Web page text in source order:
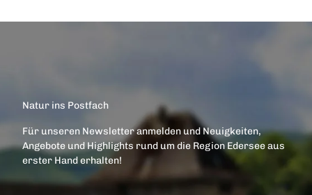
Natur ins Postfach
Für unseren Newsletter anmelden und Neuigkeiten,
Angebote und Highlights rund um die Region Edersee aus
erster Hand erhalten!